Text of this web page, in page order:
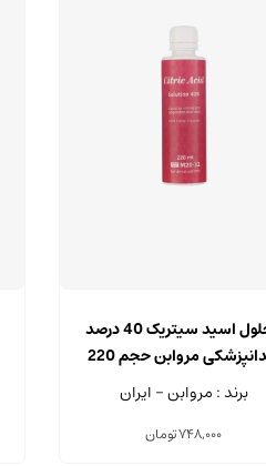
محلول اسید سیتریک 40 درصد
دندانپزشکی مروابن حجم 220
میلی لیتر
برند : مروابن - ایران
748,000تومان